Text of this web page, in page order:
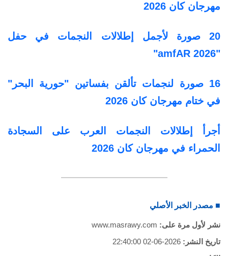
مهرجان كان 2026
20 صورة لأجمل إطلالات النجمات في حفل
"amfAR 2026"
16 صورة لنجمات تألقن بفساتين "حورية البحر"
في ختام مهرجان كان 2026
أجرأ إطلالات النجمات العرب على السجادة
الحمراء في مهرجان كان 2026
■ مصدر الخبر الأصلي
نشر لأول مرة على: www.masrawy.com
تاريخ النشر: 2026-06-02 22:40:00